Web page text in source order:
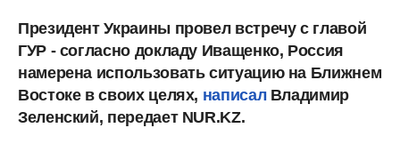
Президент Украины провел встречу с главой
ГУР - согласно докладу Иващенко, Россия
намерена использовать ситуацию на Ближнем
Востоке в своих целях, написалВладимир
Зеленский, передает NUR.KZ.